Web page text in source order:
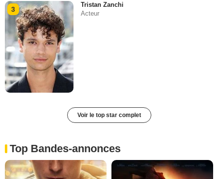
3
Tristan Zanchi
Acteur
Voir le top star complet
Top Bandes-annonces